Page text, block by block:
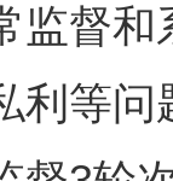
监督
利等